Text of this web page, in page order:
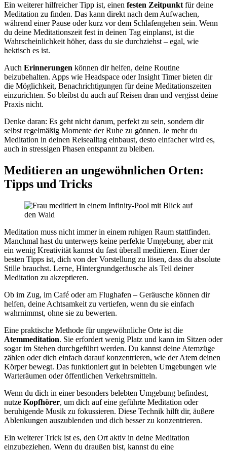
Ein weiterer hilfreicher Tipp ist, einen festen Zeitpunkt für deine
Meditation zu finden. Das kann direkt nach dem Aufwachen,
während einer Pause oder kurz vor dem Schlafengehen sein. Wenn
du deine Meditationszeit fest in deinen Tag einplanst, ist die
Wahrscheinlichkeit höher, dass du sie durchziehst – egal, wie
hektisch es ist.
Auch Erinnerungen können dir helfen, deine Routine
beizubehalten. Apps wie Headspace oder Insight Timer bieten dir
die Möglichkeit, Benachrichtigungen für deine Meditationszeiten
einzurichten. So bleibst du auch auf Reisen dran und vergisst deine
Praxis nicht.
Denke daran: Es geht nicht darum, perfekt zu sein, sondern dir
selbst regelmäßig Momente der Ruhe zu gönnen. Je mehr du
Meditation in deinen Reisealltag einbaust, desto einfacher wird es,
auch in stressigen Phasen entspannt zu bleiben.
Meditieren an ungewöhnlichen Orten:
Tipps und Tricks
Meditation muss nicht immer in einem ruhigen Raum stattfinden.
Manchmal hast du unterwegs keine perfekte Umgebung, aber mit
ein wenig Kreativität kannst du fast überall meditieren. Einer der
besten Tipps ist, dich von der Vorstellung zu lösen, dass du absolute
Stille brauchst. Lerne, Hintergrundgeräusche als Teil deiner
Meditation zu akzeptieren.
Ob im Zug, im Café oder am Flughafen – Geräusche können dir
helfen, deine Achtsamkeit zu vertiefen, wenn du sie einfach
wahrnimmst, ohne sie zu bewerten.
Eine praktische Methode für ungewöhnliche Orte ist die
Atemmeditation. Sie erfordert wenig Platz und kann im Sitzen oder
sogar im Stehen durchgeführt werden. Du kannst deine Atemzüge
zählen oder dich einfach darauf konzentrieren, wie der Atem deinen
Körper bewegt. Das funktioniert gut in belebten Umgebungen wie
Warteräumen oder öffentlichen Verkehrsmitteln.
Wenn du dich in einer besonders belebten Umgebung befindest,
nutze Kopfhörer, um dich auf eine geführte Meditation oder
beruhigende Musik zu fokussieren. Diese Technik hilft dir, äußere
Ablenkungen auszublenden und dich besser zu konzentrieren.
Ein weiterer Trick ist es, den Ort aktiv in deine Meditation
einzubeziehen. Wenn du draußen bist, kannst du eine